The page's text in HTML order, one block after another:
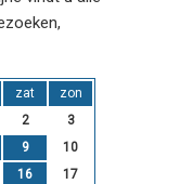
zat
zon
2
3
9
10
16
17